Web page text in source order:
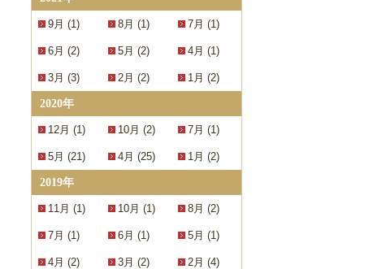
9月 (1) 8月 (1) 7月 (1)
6月 (2) 5月 (2) 4月 (1)
3月 (3) 2月 (2) 1月 (2)
2020年
12月 (1) 10月 (2) 7月 (1)
5月 (21) 4月 (25) 1月 (2)
2019年
11月 (1) 10月 (1) 8月 (2)
7月 (1) 6月 (1) 5月 (1)
4月 (2) 3月 (2) 2月 (4)